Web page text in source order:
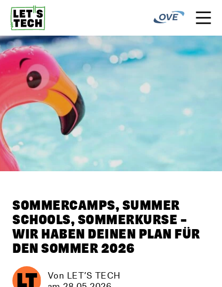
SOMMERCAMPS, SUMMER
SCHOOLS, SOMMERKURSE –
WIR HABEN DEINEN PLAN FÜR
DEN SOMMER 2026
Von LET’S TECH